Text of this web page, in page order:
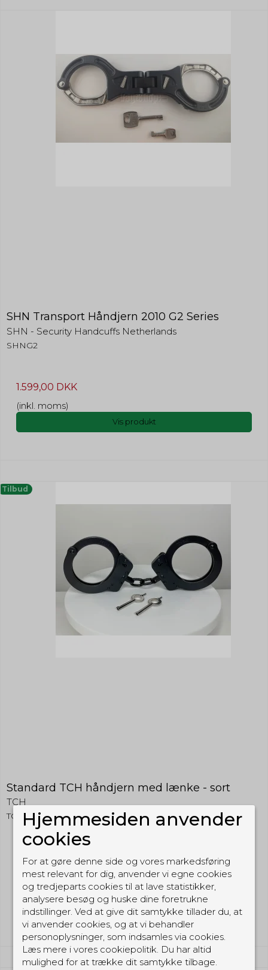
SHN Transport Håndjern 2010 G2 Series
SHN - Security Handcuffs Netherlands
SHNG2
1.599,00 DKK
(inkl. moms)
Vis produkt
Tilbud
Standard TCH håndjern med lænke - sort
TCH
TCH800B
479,00 DKK
(inkl. moms)
Vis produkt
Hjemmesiden anvender
cookies
For at gøre denne side og vores markedsføring
mest relevant for dig, anvender vi egne cookies
og tredjeparts cookies til at lave statistikker,
analysere besøg og huske dine foretrukne
indstillinger. Ved at give dit samtykke tillader du, at
vi anvender cookies, og at vi behandler
personoplysninger, som indsamles via cookies.
Læs mere i vores cookiepolitik. Du har altid
mulighed for at trække dit samtykke tilbage.